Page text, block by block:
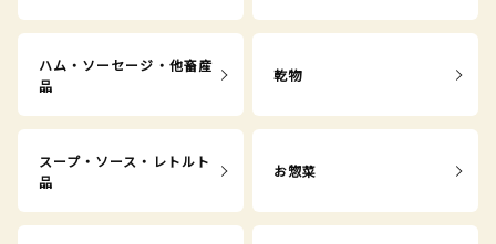
ハム・ソーセージ・他畜産
品
乾物
スープ・ソース・レトルト
品
お惣菜